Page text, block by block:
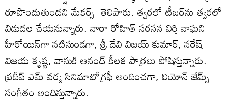
రూపొందుతుందని మేకర్స్ తెలిపారు. త్వరలో టీజర్‌ను త్వరలో
విడుదల చేయనున్నారు. నారా రోహిత్ సరసన విర్తి వాఘని
హీరోయిన్‌గా నటిస్తుండగా, శ్రీ దేవి విజయ్ కుమార్, నరేష్
విజయ కృష్ణ, వాసుకి ఆనంద్ కీలక పాత్రలు పోషిస్తున్నారు.
ప్రదీప్ ఎమ్ వర్మ సినిమాటోగ్రఫీ అందించగా, లియోన్ జేమ్స్
సంగీతం అందిస్తున్నారు.